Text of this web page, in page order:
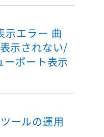
エラー 曲
示されない/
ポート表示
ールの運用